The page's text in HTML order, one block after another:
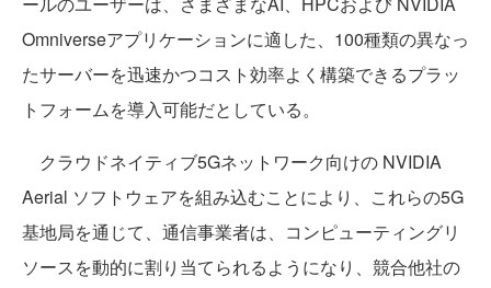
Omniverseアプリケーションに適した、100種類の異なっ
たサーバーを迅速かつコスト効率よく構築できるプラッ
トフォームを導入可能だとしている。
クラウドネイティブ5Gネットワーク向けの NVIDIA
Aerial ソフトウェアを組み込むことにより、これらの5G
基地局を通じて、通信事業者は、コンピューティングリ
ソースを動的に割り当てられるようになり、競合他社の